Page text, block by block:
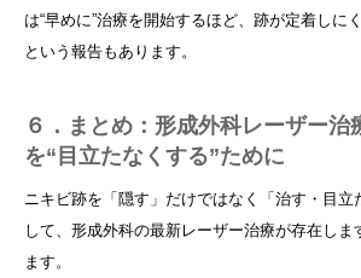
は“早めに”治療を開始するほど、跡が定着しに
という報告もあります。
６．まとめ：形成外科レーザー治
を“目立たなくする”ために
ニキビ跡を「隠す」だけではなく「治す・目立
して、形成外科の最新レーザー治療が存在しま
ます。